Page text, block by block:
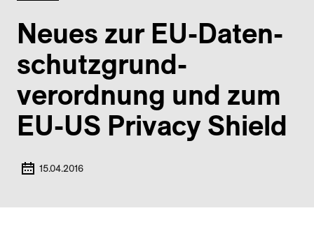
Neues zur EU-Daten­
schutz­grund­
verordnung und zum
EU-US Privacy Shield
15.04.2016